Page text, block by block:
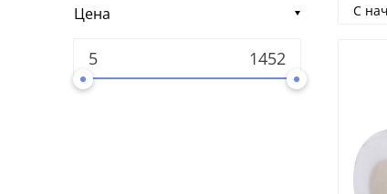
Цена С